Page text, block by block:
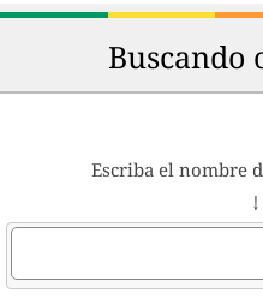
Buscando
Escriba el nombre